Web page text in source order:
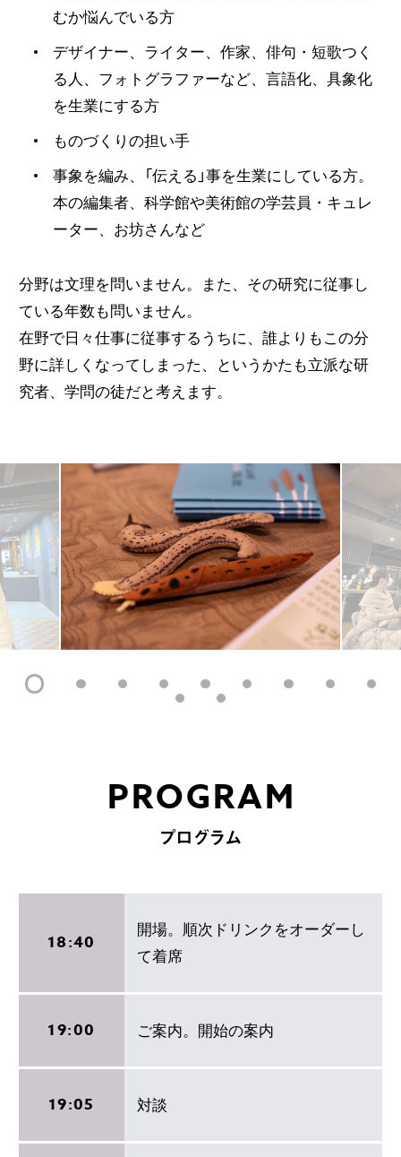
むか悩んでいる方
デザイナー、ライター、作家、俳句・短歌つく
る人、フォトグラファーなど、言語化、具象化
を生業にする方
ものづくりの担い手
事象を編み、「伝える」事を生業にしている方。
本の編集者、科学館や美術館の学芸員・キュレ
ーター、お坊さんなど
分野は文理を問いません。また、その研究に従事し
ている年数も問いません。
在野で日々仕事に従事するうちに、誰よりもこの分
野に詳しくなってしまった、というかたも立派な研
究者、学問の徒だと考えます。
PROGRAM
プログラム
18:40
開場。順次ドリンクをオーダーし
て着席
19:00 ご案内。開始の案内
19:05 対談